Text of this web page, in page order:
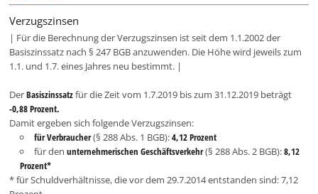
Verzugszinsen
| Für die Berechnung der Verzugszinsen ist seit dem 1.1.2002 der
Basiszinssatz nach § 247 BGB anzuwenden. Die Höhe wird jeweils zum
1.1. und 1.7. eines Jahres neu bestimmt. |
DerBasiszinssatzfür die Zeit vom 1.7.2019 bis zum 31.12.2019 beträgt
-0,88 Prozent.
Damit ergeben sich folgende Verzugszinsen:
für Verbraucher(§ 288 Abs. 1 BGB):4,12 Prozent
für den unternehmerischen Geschäftsverkehr(§ 288 Abs. 2 BGB):8,12
Prozent*
* für Schuldverhältnisse, die vor dem 29.7.2014 entstanden sind: 7,12